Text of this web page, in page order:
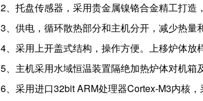
2、托盘传感器，采用贵金属镍铬合金精工打造
3、供电，循环散热部分和主机分开，减少热量
4、采用上开盖式结构，操作方便。上移炉体放
5、主机采用水域恒温装置隔绝加热炉体对机箱
6、采用进口32bit ARM处理器Cortex-M3内核，